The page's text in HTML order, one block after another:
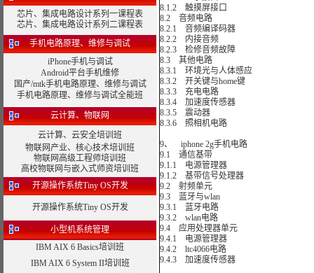
芯片、集成电路设计系列一课程表
芯片、集成电路设计系列二课程表
手机电路原理、维修与调试
iPhone手机与调试
Android平台手机维修
国产/mtk手机电路原理、维修与调试
手机电路原理、维修与调试全能班
云计算、物联网
云计算、云安全培训班
物联网产业、核心技术培训班
物联网高级工程师培训班
高校物联网与嵌入式师资培训班
开源操作系统Tiny OS开发
开源操作系统Tiny OS开发
小型机系统管理
IBM AIX 6 Basics培训班
IBM AIX 6 System II培训班
8.1.2 触摸屏接口
8.2 音频电路
8.2.1 音频编译码器
8.2.2 内接音频
8.2.3 检修音频故障
8.3 其他电路
8.3.1 环境光与人体感应
8.3.2 开关键与home键
8.3.3 充电电路
8.3.4 加速度传感器
8.3.5 震动器
8.3.6 照相机电路
9、 iphone 2g手机电路
9.1 通信基带
9.1.1 电源管理器
9.1.2 基带信号处理器
9.2 射频单元
9.3 蓝牙与wlan
9.3.1 蓝牙电路
9.3.2 wlan电路
9.4 应用处理器单元
9.4.1 电源管理器
9.4.2 ltc4066电路
9.4.3 加速度传感器